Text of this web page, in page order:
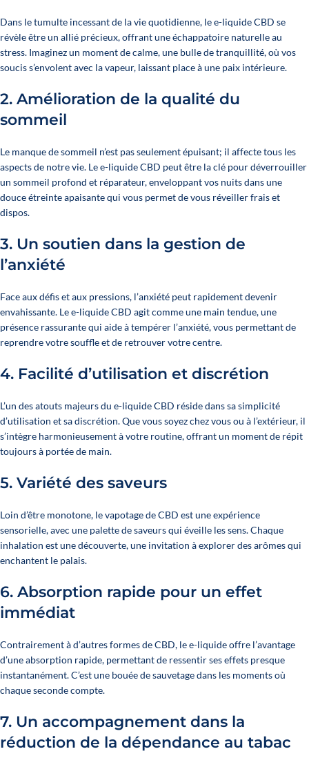
Dans le tumulte incessant de la vie quotidienne, le e-liquide CBD se
révèle être un allié précieux, offrant une échappatoire naturelle au
stress. Imaginez un moment de calme, une bulle de tranquillité, où vos
soucis s’envolent avec la vapeur, laissant place à une paix intérieure.
2. Amélioration de la qualité du
sommeil
Le manque de sommeil n’est pas seulement épuisant; il affecte tous les
aspects de notre vie. Le e-liquide CBD peut être la clé pour déverrouiller
un sommeil profond et réparateur, enveloppant vos nuits dans une
douce étreinte apaisante qui vous permet de vous réveiller frais et
dispos.
3. Un soutien dans la gestion de
l’anxiété
Face aux défis et aux pressions, l’anxiété peut rapidement devenir
envahissante. Le e-liquide CBD agit comme une main tendue, une
présence rassurante qui aide à tempérer l’anxiété, vous permettant de
reprendre votre souffle et de retrouver votre centre.
4. Facilité d’utilisation et discrétion
L’un des atouts majeurs du e-liquide CBD réside dans sa simplicité
d’utilisation et sa discrétion. Que vous soyez chez vous ou à l’extérieur, il
s’intègre harmonieusement à votre routine, offrant un moment de répit
toujours à portée de main.
5. Variété des saveurs
Loin d’être monotone, levapotage de CBD est une expérience
sensorielle, avec une palette de saveurs qui éveille les sens. Chaque
inhalation est une découverte, une invitation à explorer des arômes qui
enchantent le palais.
6. Absorption rapide pour un effet
immédiat
Contrairement à d’autres formes de CBD, le e-liquide offre l’avantage
d’une absorption rapide, permettant de ressentir ses effets presque
instantanément. C’est une bouée de sauvetage dans les moments où
chaque seconde compte.
7. Un accompagnement dans la
réduction de la dépendance au tabac